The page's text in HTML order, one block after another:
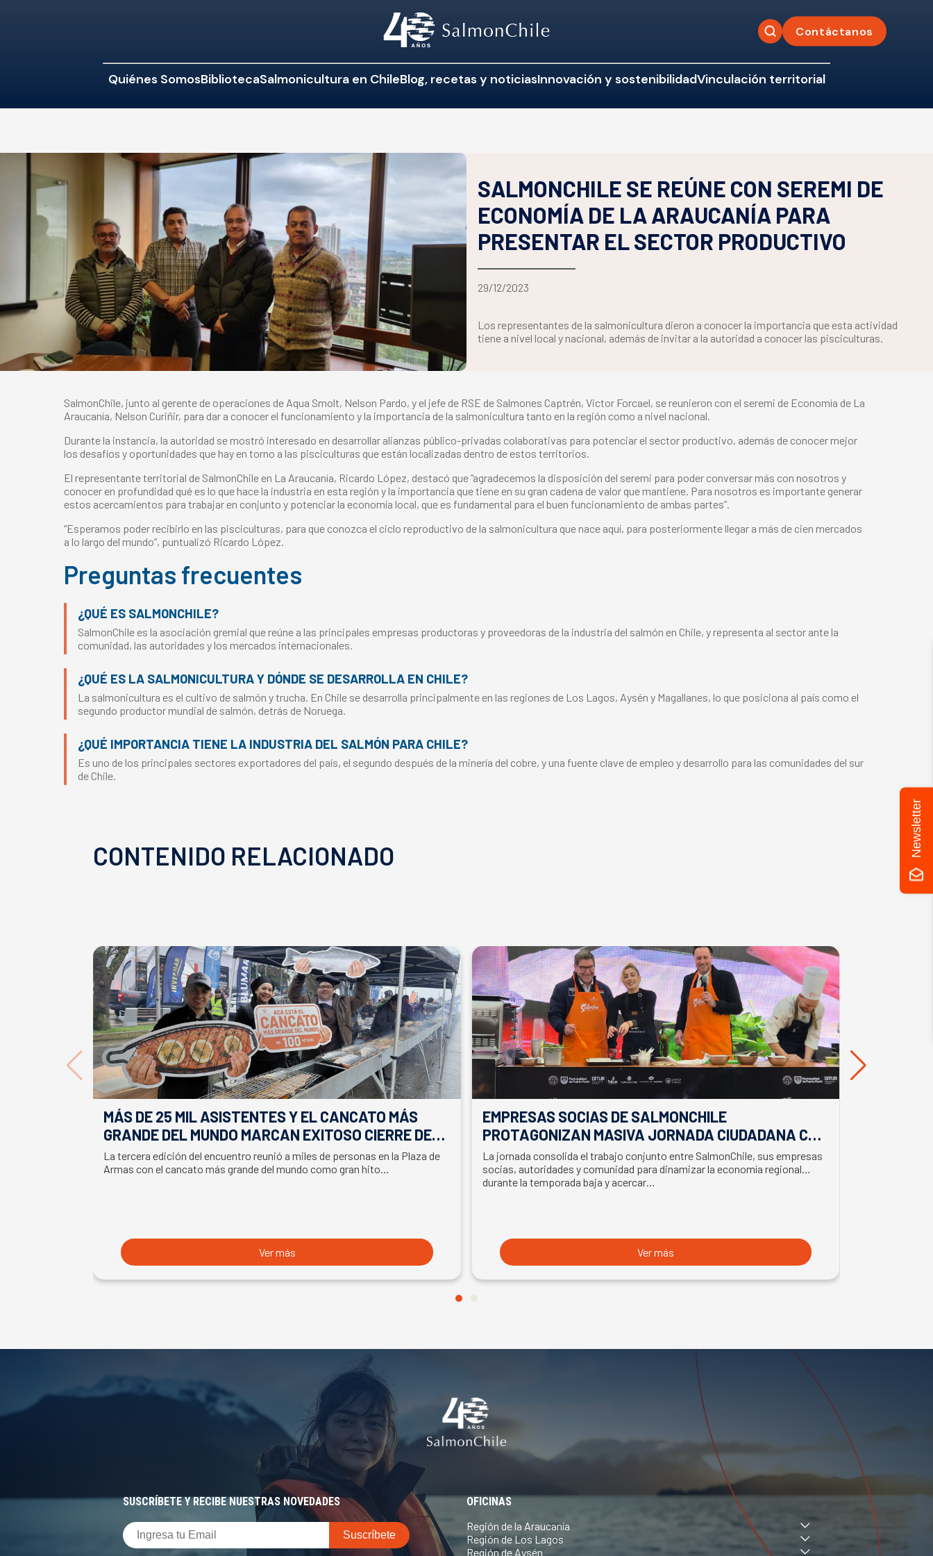
Contáctanos
Quiénes SomosBibliotecaSalmonicultura en ChileBlog, recetas y noticiasInnovación y sostenibilidadVinculación territorial
SALMONCHILE SE REÚNE CON SEREMI DE
ECONOMÍA DE LA ARAUCANÍA PARA
PRESENTAR EL SECTOR PRODUCTIVO
29/12/2023
Los representantes de la salmonicultura dieron a conocer la importancia que esta actividad
tiene a nivel local y nacional, además de invitar a la autoridad a conocer las pisciculturas.
SalmonChile, junto al gerente de operaciones de Aqua Smolt, Nelson Pardo, y el jefe de RSE de Salmones Captrén, Victor Forcael, se reunieron con el seremi de Economía de La
Araucanía, Nelson Curiñir, para dar a conocer el funcionamiento y la importancia de la salmonicultura tanto en la región como a nivel nacional.
Durante la instancia, la autoridad se mostró interesado en desarrollar alianzas público-privadas colaborativas para potenciar el sector productivo, además de conocer mejor
los desafíos y oportunidades que hay en torno a las pisciculturas que están localizadas dentro de estos territorios.
El representante territorial de SalmonChile en La Araucanía, Ricardo López, destacó que “agradecemos la disposición del seremi para poder conversar más con nosotros y
conocer en profundidad qué es lo que hace la industria en esta región y la importancia que tiene en su gran cadena de valor que mantiene. Para nosotros es importante generar
estos acercamientos para trabajar en conjunto y potenciar la economía local, que es fundamental para el buen funcionamiento de ambas partes”.
“Esperamos poder recibirlo en las pisciculturas, para que conozca el ciclo reproductivo de la salmonicultura que nace aquí, para posteriormente llegar a más de cien mercados
a lo largo del mundo”, puntualizó Ricardo López.
Preguntas frecuentes
¿QUÉ ES SALMONCHILE?
SalmonChile es la asociación gremial que reúne a las principales empresas productoras y proveedoras de la industria del salmón en Chile, y representa al sector ante la
comunidad, las autoridades y los mercados internacionales.
¿QUÉ ES LA SALMONICULTURA Y DÓNDE SE DESARROLLA EN CHILE?
La salmonicultura es el cultivo de salmón y trucha. En Chile se desarrolla principalmente en las regiones de Los Lagos, Aysén y Magallanes, lo que posiciona al país como el
segundo productor mundial de salmón, detrás de Noruega.
¿QUÉ IMPORTANCIA TIENE LA INDUSTRIA DEL SALMÓN PARA CHILE?
Es uno de los principales sectores exportadores del país, el segundo después de la minería del cobre, y una fuente clave de empleo y desarrollo para las comunidades del sur
de Chile.
CONTENIDO RELACIONADO
MÁS DE 25 MIL ASISTENTES Y EL CANCATO MÁS
GRANDE DEL MUNDO MARCAN EXITOSO CIERRE DE
LA SEMANA DEL SALMÓN
La tercera edición del encuentro reunió a miles de personas en la Plaza de
Armas con el cancato más grande del mundo como gran hito…
Ver más
EMPRESAS SOCIAS DE SALMONCHILE
PROTAGONIZAN MASIVA JORNADA CIUDADANA CON
LA PARTICIPACIÓN DEL BIMINISTRO DE ECONOMÍA
EN SEMANA DEL SALMÓN
La jornada consolida el trabajo conjunto entre SalmonChile, sus empresas
socias, autoridades y comunidad para dinamizar la economía regional
durante la temporada baja y acercar…
Ver más
SUSCRÍBETE Y RECIBE NUESTRAS NOVEDADES
OFICINAS
Región de la Araucanía
Región de Los Lagos
Región de Aysén
Newsletter